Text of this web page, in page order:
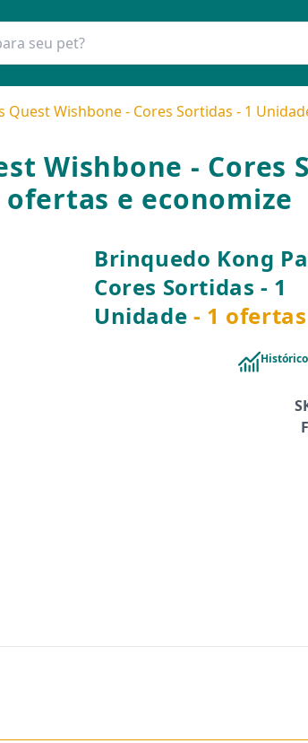
Quest Wishbone - Cores Sortidas - 1
Wishbone - Cores
ofertas e economize
Brinquedo Kong
Cores Sortidas - 1
Unidade - 1